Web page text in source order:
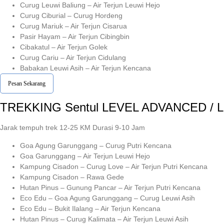
Curug Leuwi Baliung – Air Terjun Leuwi Hejo
Curug Ciburial – Curug Hordeng
Curug Mariuk – Air Terjun Cisarua
Pasir Hayam – Air Terjun Cibingbin
Cibakatul – Air Terjun Golek
Curug Cariu – Air Terjun Cidulang
Babakan Leuwi Asih – Air Terjun Kencana
Pesan Sekarang
TREKKING Sentul LEVEL ADVANCED /
Jarak tempuh trek 12-25 KM Durasi 9-10 Jam
Goa Agung Garunggang – Curug Putri Kencana
Goa Garunggang – Air Terjun Leuwi Hejo
Kampung Cisadon – Curug Love – Air Terjun Putri Kencana
Kampung Cisadon – Rawa Gede
Hutan Pinus – Gunung Pancar – Air Terjun Putri Kencana
Eco Edu – Goa Agung Garunggang – Curug Leuwi Asih
Eco Edu – Bukit Ilalang – Air Terjun Kencana
Hutan Pinus – Curug Kalimata – Air Terjun Leuwi Asih